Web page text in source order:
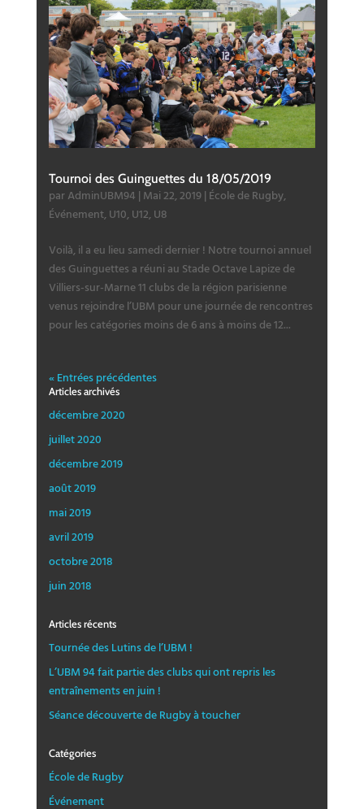
Tournoi des Guinguettes du 18/05/2019
parAdminUBM94 | Mai 22, 2019| École de Rugby,
Événement,U10,U12,U8
Voilà, il a eu lieu samedi dernier ! Notre tournoi annuel
des Guinguettes a réuni au Stade Octave Lapize de
Villiers-sur-Marne 11 clubs de la région parisienne
venus rejoindre l’UBM pour une journée de rencontres
pour les catégories moins de 6 ans à moins de 12...
« Entrées précédentes
Articles archivés
décembre 2020
juillet 2020
décembre 2019
août 2019
mai 2019
avril 2019
octobre 2018
juin 2018
Articles récents
Tournée des Lutins de l’UBM !
L’UBM 94 fait partie des clubs qui ont repris les
entraînements en juin !
Séance découverte de Rugby à toucher
Catégories
École de Rugby
Événement